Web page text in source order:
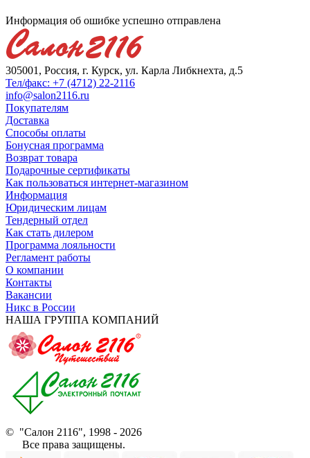
Информация об ошибке успешно отправлена
305001, Россия, г. Курск, ул. Карла Либкнехта, д.5
Тел/факс: +7 (4712) 22-2116
info@salon2116.ru
Покупателям
Доставка
Способы оплаты
Бонусная программа
Возврат товара
Подарочные сертификаты
Как пользоваться интернет-магазином
Информация
Юридическим лицам
Тендерный отдел
Как стать дилером
Программа лояльности
Регламент работы
О компании
Контакты
Вакансии
Никс в России
НАША ГРУППА КОМПАНИЙ
© "Салон 2116", 1998 - 2026
Все права защищены.